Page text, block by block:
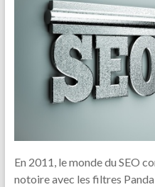
En 2011, le monde du SEO
notoire avec les filtres